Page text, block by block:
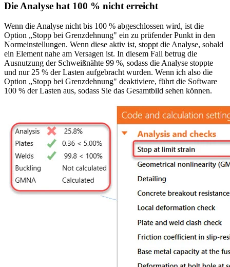
Die Analyse hat 100 % nicht erreicht
Wenn die Analyse nicht bis 100 % abgeschlossen wird, ist die
Option „Stopp bei Grenzdehnung" ein zu prüfender Punkt in den
Normeinstellungen. Wenn diese aktiv ist, stoppt die Analyse, sobald
ein Element nahe am Versagen ist. In diesem Fall betrug die
Ausnutzung der Schweißnähte 99 %, sodass die Analyse stoppte
und nur 25 % der Lasten aufgebracht wurden. Wenn ich also die
Option „Stopp bei Grenzdehnung" deaktiviere, führt die Software
100 % der Lasten aus, sodass Sie das Gesamtbild sehen können.